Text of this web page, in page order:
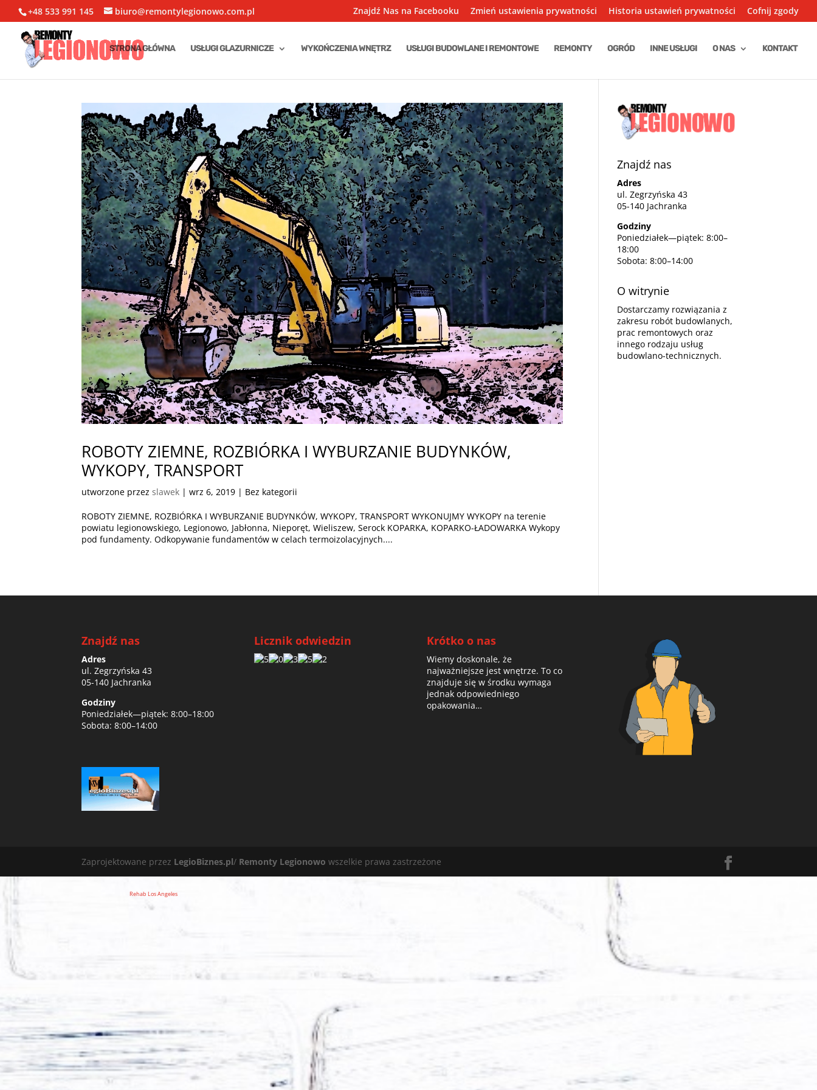
+48 533 991 145 biuro@remontylegionowo.com.pl Znajdź Nas na Facebooku Zmień ustawienia prywatności Historia ustawień prywatności Cofnij zgody
STRONA GŁÓWNA USŁUGI GLAZURNICZE WYKOŃCZENIA WNĘTRZ USŁUGI BUDOWLANE I REMONTOWE REMONTY OGRÓD INNE USŁUGI O NAS KONTAKT
ROBOTY ZIEMNE, ROZBIÓRKA I WYBURZANIE BUDYNKÓW,
WYKOPY, TRANSPORT
utworzone przezslawek |wrz 6, 2019 | Bez kategorii
ROBOTY ZIEMNE, ROZBIÓRKA I WYBURZANIE BUDYNKÓW, WYKOPY, TRANSPORT WYKONUJMY WYKOPY na terenie
powiatu legionowskiego, Legionowo, Jabłonna, Nieporęt, Wieliszew, Serock KOPARKA, KOPARKO-ŁADOWARKA Wykopy
pod fundamenty. Odkopywanie fundamentów w celach termoizolacyjnych....
Znajdź nas
Adres
ul. Zegrzyńska 43
05-140 Jachranka
Godziny
Poniedziałek—piątek: 8:00–
18:00
Sobota: 8:00–14:00
O witrynie
Dostarczamy rozwiązania z
zakresu robót budowlanych,
prac remontowych oraz
innego rodzaju usług
budowlano-technicznych.
Znajdź nas
Adres
ul. Zegrzyńska 43
05-140 Jachranka
Godziny
Poniedziałek—piątek: 8:00–18:00
Sobota: 8:00–14:00
Licznik odwiedzin Krótko o nas
Wiemy doskonale, że
najważniejsze jest wnętrze. To co
znajduje się w środku wymaga
jednak odpowiedniego
opakowania…
Zaprojektowane przez LegioBiznes.pl/ Remonty Legionowo wszelkie prawa zastrzeżone
Rehab Los Angeles